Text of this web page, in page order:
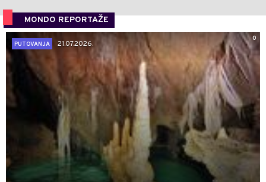
MONDO REPORTAŽE
0
PUTOVANJA
21.07.2026.